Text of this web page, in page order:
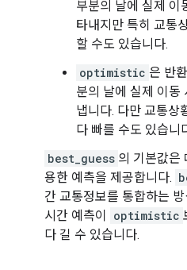
부분의 날에 실제 이
타내지만 특히 교통
할 수도 있습니다.
optimistic 은 반
분의 날에 실제 이동
냅니다. 다만 교통상
다 빠를 수도 있습니
best_guess 의 기본값은
용한 예측을 제공합니다.
간 교통정보를 통합하는 방
시간 예측이
optimistic
다 길 수 있습니다.